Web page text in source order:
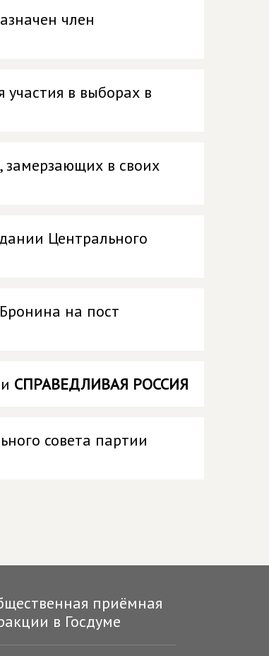
член
в выборах в
замерзающих в своих
Центрального
на пост
СПРАВЕДЛИВАЯ РОССИЯ
совета партии
приёмная
в Госдуме